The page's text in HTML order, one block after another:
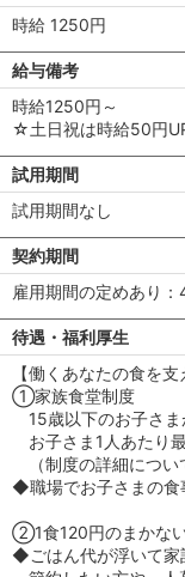
時給 1250円
給与備考
時給1250円～
☆土日祝は時給50円
試用期間
試用期間なし
契約期間
雇用期間の定めあり：
待遇・福利厚生
【働くあなたの食を
①家族食堂制度
15歳以下のお子さま
お子さま1人あたり
（制度の詳細につい
◆職場でお子さまの食
②1食120円のまかな
◆ごはん代が浮いて家